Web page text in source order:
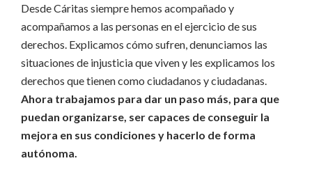
Desde Cáritas siempre hemos acompañado y
acompañamos a las personas en el ejercicio de sus
derechos. Explicamos cómo sufren, denunciamos las
situaciones de injusticia que viven y les explicamos los
derechos que tienen como ciudadanos y ciudadanas.
Ahora trabajamos para dar un paso más, para que
puedan organizarse, ser capaces de conseguir la
mejora en sus condiciones y hacerlo de forma
autónoma.